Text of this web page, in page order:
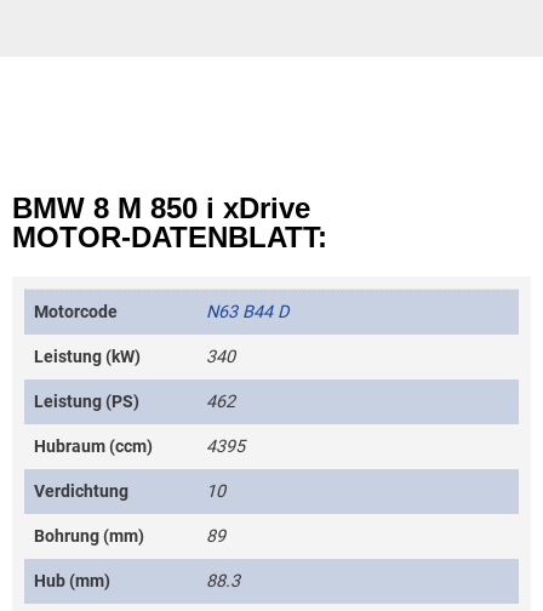
BMW 8 M 850 i xDrive
MOTOR-DATENBLATT:
Motorcode N63 B44 D
Leistung (kW) 340
Leistung (PS) 462
Hubraum (ccm) 4395
Verdichtung 10
Bohrung (mm) 89
Hub (mm) 88.3